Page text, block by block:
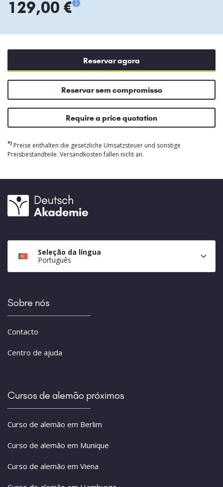
129,00 €
Reservar agora
Reservar sem compromisso
Require a price quotation
*) Preise enthalten die gesetzliche Umsatzsteuer und sonstige
Preisbestandteile. Versandkosten fallen nicht an.
Seleção da língua
Português
Sobre nós
Contacto
Centro de ajuda
Cursos de alemão próximos
Curso de alemão em Berlim
Curso de alemão em Munique
Curso de alemão em Viena